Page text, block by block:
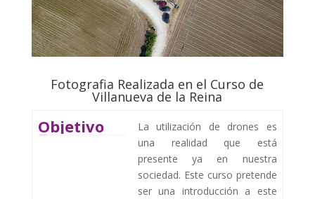
Fotografia Realizada en el Curso de
Villanueva de la Reina
Objetivo
La utilización de drones es
una realidad que está
presente ya en nuestra
sociedad. Este curso pretende
ser una introducción a este